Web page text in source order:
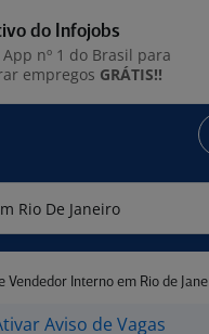
Interno em Rio de Janeiro
Aviso de Vagas
do Infojobs
App nº 1 do Brasil para
empregos GRÁTIS!!